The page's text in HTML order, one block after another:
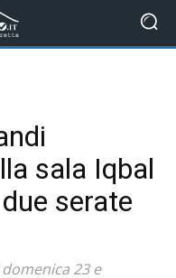
sala Iqbal
serate
23 e